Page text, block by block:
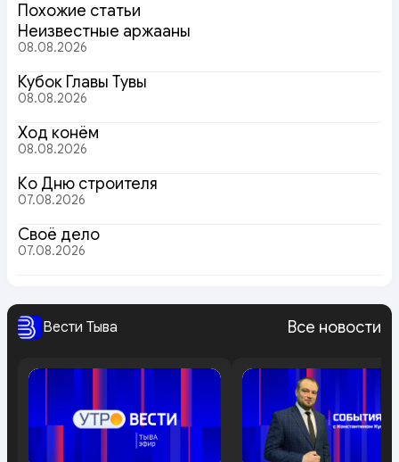
Похожие статьи
Неизвестные аржааны
08.08.2026
Кубок Главы Тувы
08.08.2026
Ход конём
08.08.2026
Ко Дню строителя
07.08.2026
Своё дело
07.08.2026
Вести Тыва Все новости